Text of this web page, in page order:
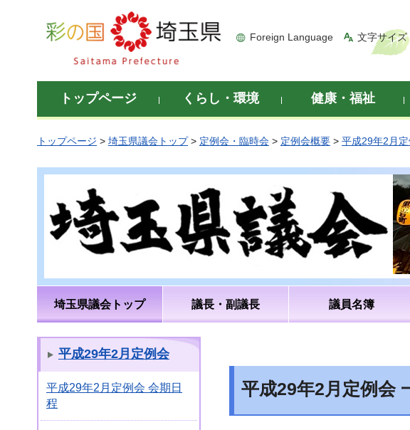
彩の国 埼玉県
Foreign Language 文字サイズ
トップページ くらし・環境 健康・福祉
トップページ > 埼玉県議会トップ> 定例会・臨時会 > 定例会概要 > 平成29年2月
埼玉県議会トップ 議長・副議長 議員名簿
平成29年2月定例会
平成29年2月定例会 会期日
程
平成29年2月定例会